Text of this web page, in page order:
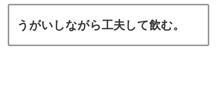
うがいしながら工夫して飲む。